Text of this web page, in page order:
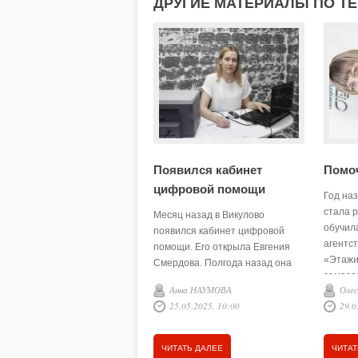
ДРУГИЕ МАТЕРИАЛЫ ПО
Появился кабинет
цифровой помощи
Месяц назад в Викулово
появился кабинет цифровой
помощи. Его открыла Евгения
Смердова. Полгода назад она
деятельности и воплотила в
жизнь свою идею.
Анна НАУМОВА
25.05.2025, 10:00
ЧИТАТЬ ДАЛЕЕ
Год
стала
от